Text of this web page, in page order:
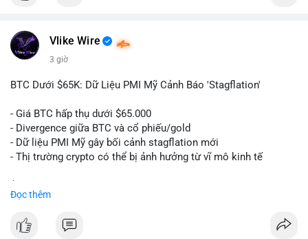
#vlikevn #titanbot
📰 Nguồn: Cointelegraph
Vlike Wire
3 giờ
BTC Dưới $65K: Dữ Liệu PMI Mỹ Cảnh Báo 'Stagflation'
- Giá BTC hấp thụ dưới $65.000
- Divergence giữa BTC và cổ phiếu/gold
- Dữ liệu PMI Mỹ gây bối cảnh stagflation mới
- Thị trường crypto có thể bị ảnh hưởng từ vĩ mô kinh tế
Đọc thêm